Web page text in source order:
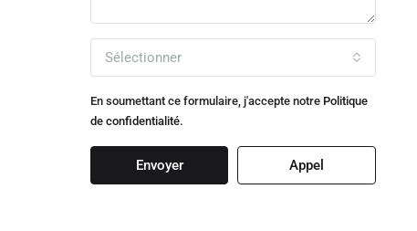
Sélectionner
En soumettant ce formulaire, j'accepte notre Politique
de confidentialité.
Envoyer Appel